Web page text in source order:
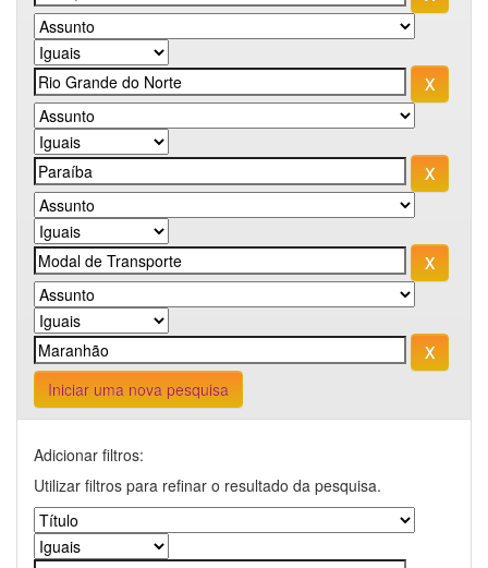
Iniciar uma nova pesquisa
Adicionar filtros:
Utilizar filtros para refinar o resultado da pesquisa.